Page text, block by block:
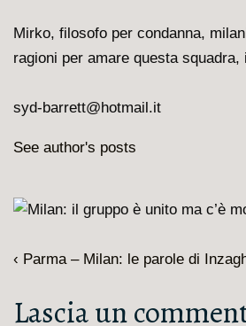
Mirko, filosofo per condanna,
ragioni per amare questa
syd-barrett@hotmail.it
See author's posts
Navigazione
L'articolo
è
‹ Parma – Milan: le parole di
Lascia un